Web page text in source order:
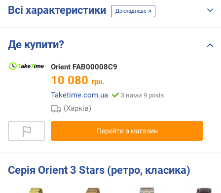
Всі характеристики Докладніше
Де купити?
Orient FAB00008C9
10 080 грн.
Taketime.com.ua
З нами 9 років
(Харків)
Перейти в магазин
Серія Orient 3 Stars (ретро, класика)